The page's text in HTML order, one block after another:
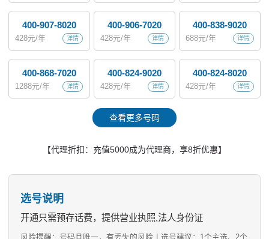
400-907-8020
详情
428元/年
400-906-7020
详情
428元/年
400-838-9020
详情
688元/年
400-868-7020
详情
1288元/年
400-824-9020
详情
428元/年
400-824-8020
详情
428元/年
查看更多号码
【代理折扣：充值5000成为代理商，享8折优惠】
选号说明
开通只需预存话费，提供营业执照,法人身份证
风险提醒：号码且唯一，有丢失的风险
选号建议：1个主选、2个